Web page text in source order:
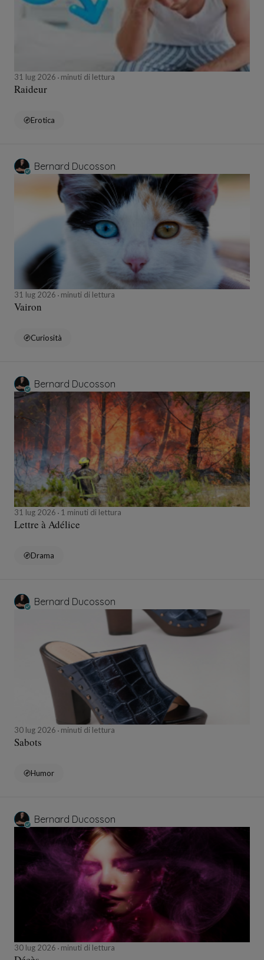
31 lug 2026 minuti di lettura
Raideur
Erotica
Bernard Ducosson
31 lug 2026 minuti di lettura
Vairon
Curiosità
Bernard Ducosson
31 lug 2026 1 minuti di lettura
Lettre à Adélice
Drama
Bernard Ducosson
30 lug 2026 minuti di lettura
Sabots
Humor
Bernard Ducosson
30 lug 2026 minuti di lettura